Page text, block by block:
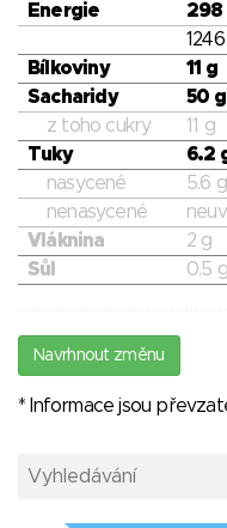
Energie 298
Bílkoviny
11 g
Sacharidy
50 g
z toho cukry
11 g
Tuky
6.2
nasycené
5.6 g
nenasycené
Vláknina
2 g
Sůl
0.5 g
Navrhnout změnu
* Informace jsou